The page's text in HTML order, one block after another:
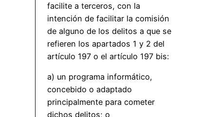
facilite a terceros, con la
intención de facilitar la comisión
de alguno de los delitos a que se
refieren los apartados 1 y 2 del
artículo 197 o el artículo 197 bis:
a) un programa informático,
concebido o adaptado
principalmente para cometer
dichos delitos; o